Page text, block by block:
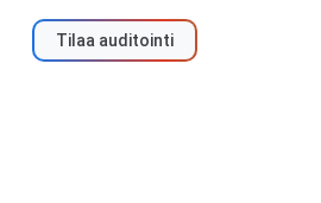
Tilaa auditointi